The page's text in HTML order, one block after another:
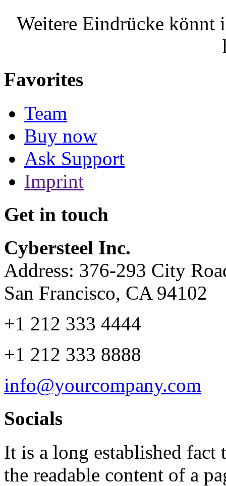
Weitere Eindrücke könnt
Favorites
Team
Buy now
Ask Support
Imprint
Get in touch
Cybersteel Inc.
Address: 376-293 City
San Francisco, CA 94102
+1 212 333 4444
+1 212 333 8888
info@yourcompany.com
Socials
It is a long established fact
the readable content of a